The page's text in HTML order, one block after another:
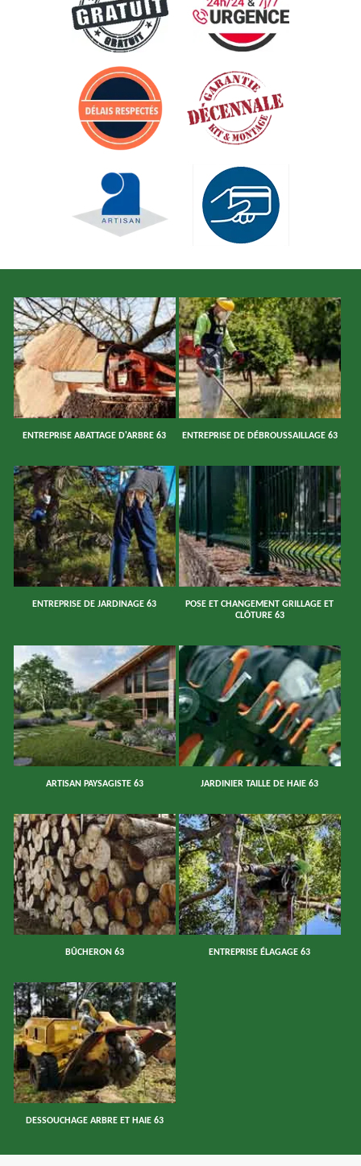
ENTREPRISE ABATTAGE D'ARBRE 63 ENTREPRISE DE DÉBROUSSAILLAGE 63
ENTREPRISE DE JARDINAGE 63
POSE ET CHANGEMENT GRILLAGE ET
CLÔTURE 63
ARTISAN PAYSAGISTE 63 JARDINIER TAILLE DE HAIE 63
BÛCHERON 63 ENTREPRISE ÉLAGAGE 63
DESSOUCHAGE ARBRE ET HAIE 63